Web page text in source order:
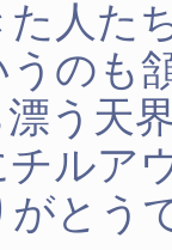
人た
うのも
う天
チルア
がとう